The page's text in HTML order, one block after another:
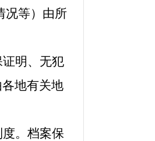
况等）由所
明、无犯
地有关地
。档案保